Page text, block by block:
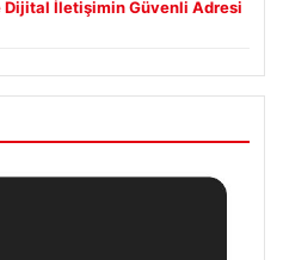
İletişimin Güvenli Adresi